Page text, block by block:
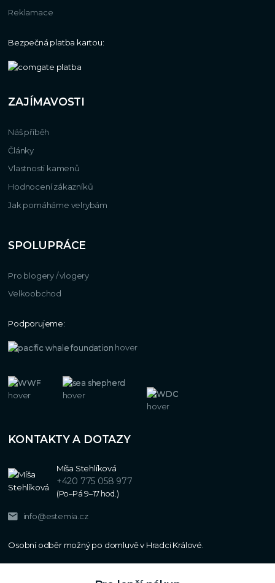
Reklamace
Bezpečná platba kartou:
ZAJÍMAVOSTI
Náš příběh
Články
Vlastnosti kamenů
Hodnocení zákazníků
Jak pomáháme velrybám
SPOLUPRÁCE
Pro blogery / vlogery
Velkoobchod
Podporujeme:
KONTAKTY A DOTAZY
Míša Stehlíková
+420 775 058 977
(Po–Pá 9–17 hod.)
info@estemia.cz